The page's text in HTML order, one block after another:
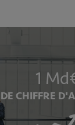
1
DE CHIFFRE